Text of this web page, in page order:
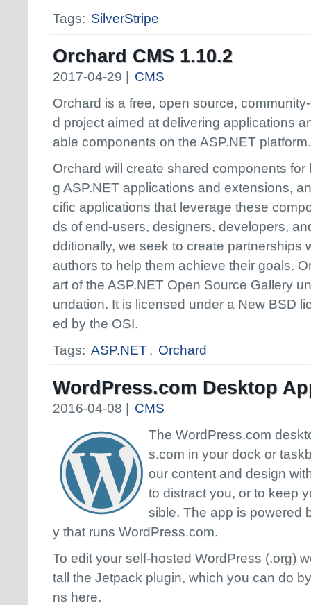
Tags: SilverStripe
Orchard CMS 1.10.2
2017-04-29 |
CMS
Orchard is a free, open source,
d project aimed at delivering applications
able components on the ASP.NET platform.
Orchard will create shared components for
g ASP.NET applications and extensions,
cific applications that leverage these
ds of end-users, designers, developers,
dditionally, we seek to create partnerships
authors to help them achieve their goals.
art of the ASP.NET Open Source Gallery
undation. It is licensed under a New BSD
ed by the OSI.
Tags: ASP.NET, Orchard
WordPress.com Desktop
2016-04-08 |
CMS
The WordPress.com
s.com in your dock or
our content and design
to distract you, or to keep
sible. The app is powered
y that runs WordPress.com.
To edit your self-hosted WordPress (.org)
tall the Jetpack plugin, which you can do
ns here.